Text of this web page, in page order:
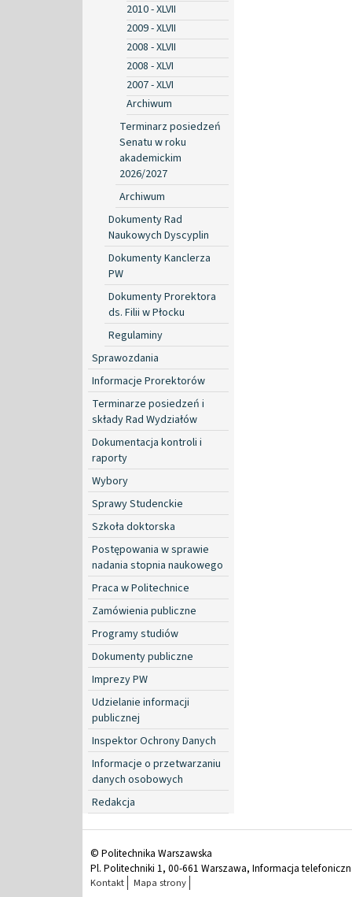
2010 - XLVII
2009 - XLVII
2008 - XLVII
2008 - XLVI
2007 - XLVI
Archiwum
Terminarz posiedzeń
Senatu w roku
akademickim
2026/2027
Archiwum
Dokumenty Rad
Naukowych Dyscyplin
Dokumenty Kanclerza
PW
Dokumenty Prorektora
ds. Filii w Płocku
Regulaminy
Sprawozdania
Informacje Prorektorów
Terminarze posiedzeń i
składy Rad Wydziałów
Dokumentacja kontroli i
raporty
Wybory
Sprawy Studenckie
Szkoła doktorska
Postępowania w sprawie
nadania stopnia naukowego
Praca w Politechnice
Zamówienia publiczne
Programy studiów
Dokumenty publiczne
Imprezy PW
Udzielanie informacji
publicznej
Inspektor Ochrony Danych
Informacje o przetwarzaniu
danych osobowych
Redakcja
© Politechnika Warszawska
Pl. Politechniki 1, 00-661 Warszawa, Informacja
Kontakt Mapa strony